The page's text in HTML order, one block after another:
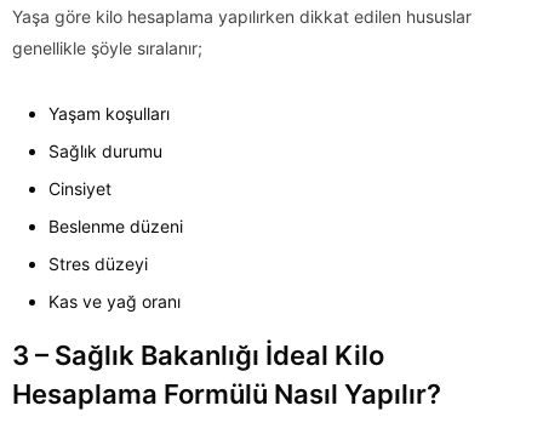
Yaşa göre kilo hesaplama yapılırken dikkat edilen hususlar
genellikle şöyle sıralanır;
Yaşam koşulları
Sağlık durumu
Cinsiyet
Beslenme düzeni
Stres düzeyi
Kas ve yağ oranı
3 – Sağlık Bakanlığı İdeal Kilo
Hesaplama Formülü Nasıl Yapılır?